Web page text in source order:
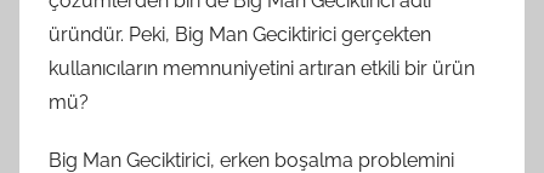
üründür. Peki, Big Man Geciktirici gerçekten
kullanıcıların memnuniyetini artıran etkili bir ürün
mü?
Big Man Geciktirici, erken boşalma problemini